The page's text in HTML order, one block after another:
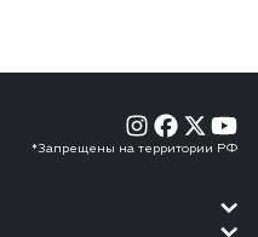
*Запрещены на территории РФ